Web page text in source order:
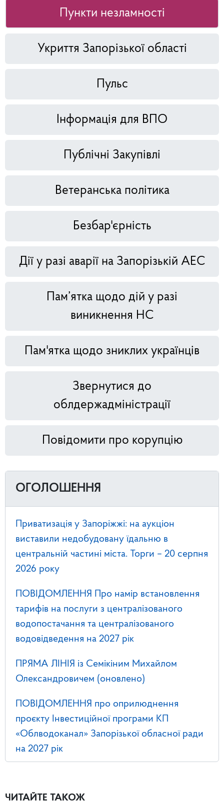
Пункти незламності
Укриття Запорізької області
Пульс
Інформація для ВПО
Публічні Закупівлі
Ветеранська політика
Безбар'єрність
Дії у разі аварії на Запорізькій АЕС
Пам’ятка щодо дій у разі
виникнення НС
Пам'ятка щодо зниклих українців
Звернутися до
облдержадміністрації
Повідомити про корупцію
ОГОЛОШЕННЯ
Приватизація у Запоріжжі: на аукціон
виставили недобудовану їдальню в
центральній частині міста. Торги – 20 серпня
2026 року
ПОВІДОМЛЕННЯ Про намір встановлення
тарифів на послуги з централізованого
водопостачання та централізованого
водовідведення на 2027 рік
ПРЯМА ЛІНІЯ із Семікіним Михайлом
Олександровичем (оновлено)
ПОВІДОМЛЕННЯ про оприлюднення
проєкту Інвестиційної програми КП
«Облводоканал» Запорізької обласної ради
на 2027 рік
ЧИТАЙТЕ ТАКОЖ